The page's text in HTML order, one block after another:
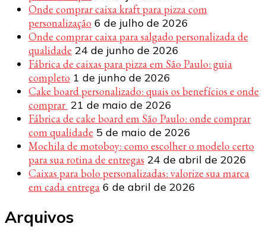
Onde comprar caixa kraft para pizza com
personalização 6 de julho de 2026
Onde comprar caixa para salgado personalizada de
qualidade 24 de junho de 2026
Fábrica de caixas para pizza em São Paulo: guia
completo 1 de junho de 2026
Cake board personalizado: quais os benefícios e onde
comprar 21 de maio de 2026
Fábrica de cake board em São Paulo: onde comprar
com qualidade 5 de maio de 2026
Mochila de motoboy: como escolher o modelo certo
para sua rotina de entregas 24 de abril de 2026
Caixas para bolo personalizadas: valorize sua marca
em cada entrega 6 de abril de 2026
Arquivos